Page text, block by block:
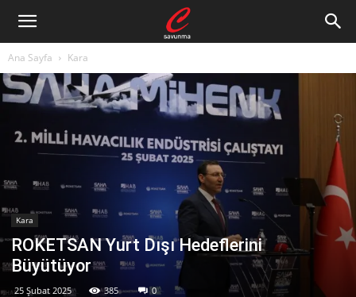
Ana Sayfa Kara
Kara
ROKETSAN Yurt Dışı Hedeflerini
Büyütüyor
25 Şubat 2025 385 0